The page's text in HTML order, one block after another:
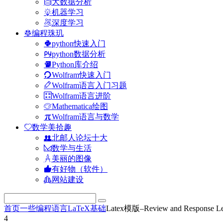
大数据分析
机器学习
深度学习
编程珠玑
python快速入门
python数据分析
Python库介绍
Wolfram快速入门
Wolfram语言入门习题
Wolfram语言进阶
Mathematica绘图
Wolfram语言与数学
数学美拾趣
北邮人论坛十大
数学与生活
美丽的图像
有好物（软件）
网站建设
首页一些编程语言LaTeX基础Latex模版–Review and Response
4